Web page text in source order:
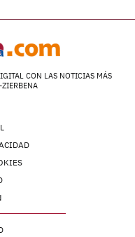
CON LAS NOTICIAS MÁS